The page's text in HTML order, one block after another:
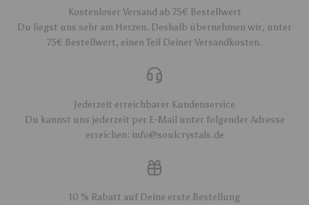
Kostenloser Versand ab 75€ Bestellwert
Du liegst uns sehr am Herzen. Deshalb übernehmen wir, unter
75€ Bestellwert, einen Teil Deiner Versandkosten.
Jederzeit erreichbarer Kundenservice
Du kannst uns jederzeit per E-Mail unter folgender Adresse
erreichen: info@soulcrystals.de
10 % Rabatt auf Deine erste Bestellung